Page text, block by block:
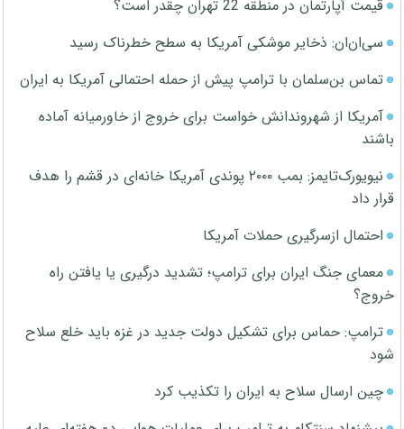
قیمت آپارتمان در منطقه 22 تهران چقدر است؟
سی‌ان‌ان: ذخایر موشکی آمریکا به سطح خطرناک رسید
تماس بن‌سلمان با ترامپ پیش از حمله احتمالی آمریکا به ایران
آمریکا از شهروندانش خواست برای خروج از خاورمیانه آماده
باشند
نیویورک‌تایمز: بمب ۲۰۰۰ پوندی آمریکا خانه‌ای در قشم را هدف
قرار داد
احتمال ازسرگیری حملات آمریکا
معمای جنگ ایران برای ترامپ؛ تشدید درگیری یا یافتن راه
خروج؟
ترامپ: حماس برای تشکیل دولت جدید در غزه باید خلع سلاح
شود
چین ارسال سلاح به ایران را تکذیب کرد